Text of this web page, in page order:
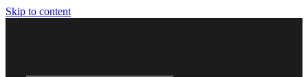
Skip to content